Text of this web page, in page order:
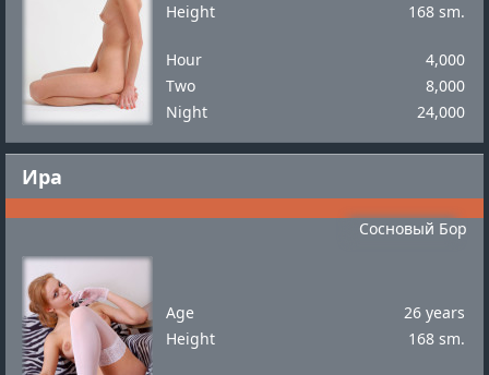
Height
168 sm.
Hour
4,000
Two
8,000
Night
24,000
Ира
Сосновый Бор
Age
26 years
Height
168 sm.